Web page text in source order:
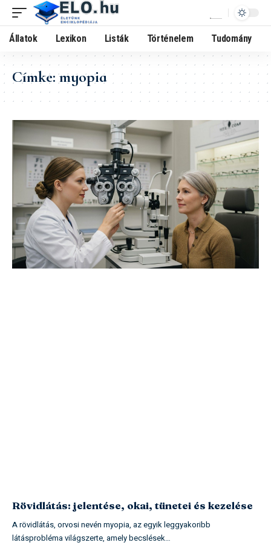
Állatok Lexikon Listák Történelem Tudomány
Címke:myopia
Rövidlátás: jelentése, okai, tünetei és kezelése
A rövidlátás, orvosi nevén myopia, az egyik leggyakoribb
látásprobléma világszerte, amely becslések…